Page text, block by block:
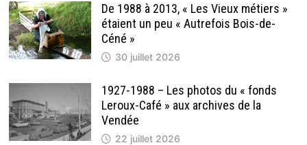
De 1988 à 2013, « Les Vieux métiers »
étaient un peu « Autrefois Bois-de-
Céné »
30 juillet 2026
1927-1988 – Les photos du « fonds
Leroux-Café » aux archives de la
Vendée
22 juillet 2026